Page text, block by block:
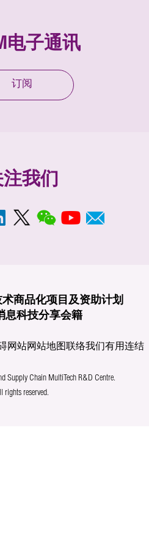
电子通讯
订阅
注我们
术商品化项目及资助计划
息科技分享会籍
网站网站地图联络我们有用连结
Supply Chain MultiTech R&D Centre.
rights reserved.